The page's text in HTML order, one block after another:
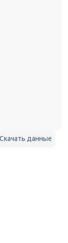
Скачать данные